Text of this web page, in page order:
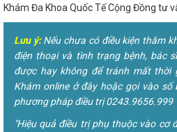
Khám Đa Khoa Quốc Tế Cộng Đồng tư
Lưu ý:Nếu chưa có điều kiện thăm
điện thoại và tình trạng bệnh, bác
được hay không để tránh mất thời
Khám online ở đây hoặc gọi vào
phương pháp điều trị 0243.9656.999
"Hiệu quả điều trị phụ thuộc vào cơ